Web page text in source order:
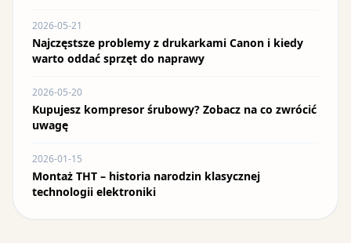
2026-05-21
Najczęstsze problemy z drukarkami Canon i kiedy
warto oddać sprzęt do naprawy
2026-05-20
Kupujesz kompresor śrubowy? Zobacz na co zwrócić
uwagę
2026-01-15
Montaż THT – historia narodzin klasycznej
technologii elektroniki